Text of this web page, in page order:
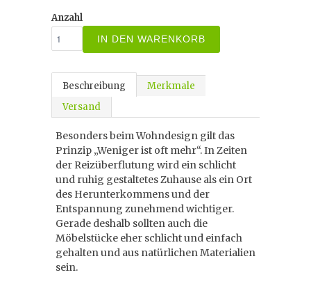
Anzahl
IN DEN WARENKORB
Beschreibung
Merkmale
Versand
Besonders beim Wohndesign gilt das
Prinzip „Weniger ist oft mehr“. In Zeiten
der Reizüberflutung wird ein schlicht
und ruhig gestaltetes Zuhause als ein Ort
des Herunterkommens und der
Entspannung zunehmend wichtiger.
Gerade deshalb sollten auch die
Möbelstücke eher schlicht und einfach
gehalten und aus natürlichen Materialien
sein.